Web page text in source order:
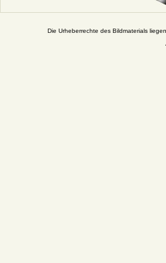
Die Urheberrechte des Bildmaterials